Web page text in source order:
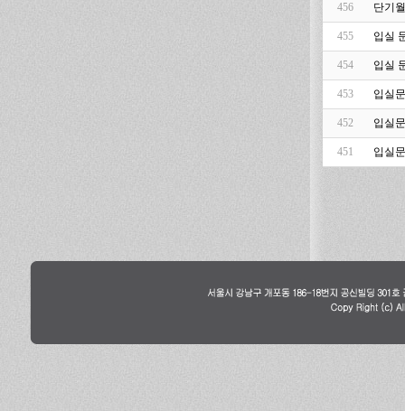
456 단기
455 입실
454 입실
453 입실
452 입실
451 입실